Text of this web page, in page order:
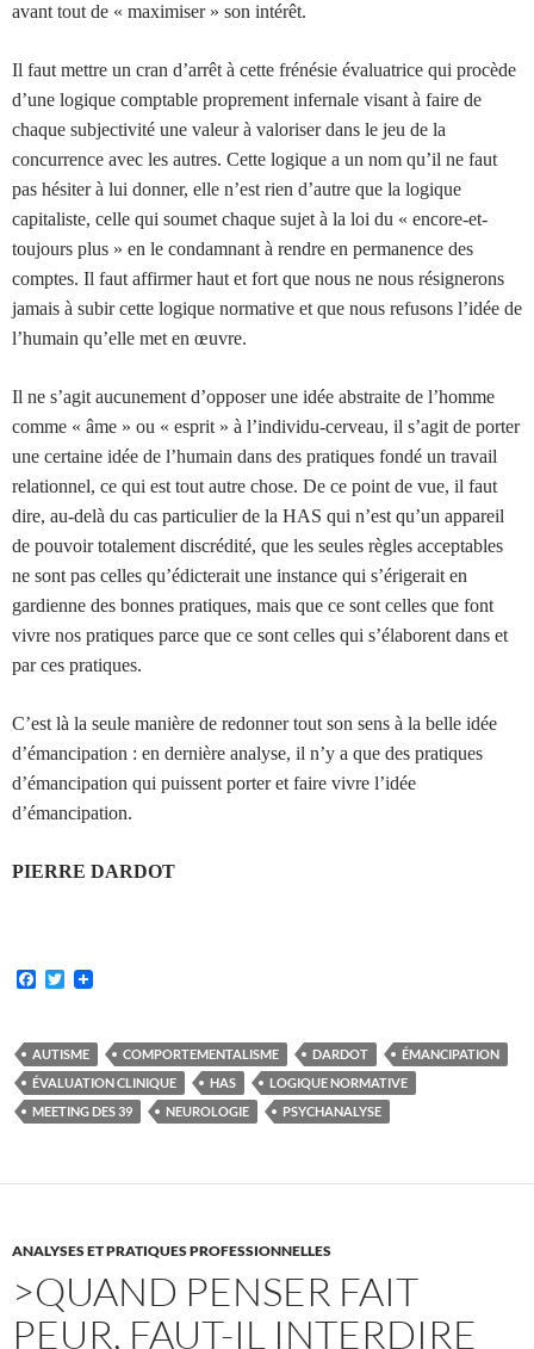
avant tout de « maximiser » son intérêt.
Il faut mettre un cran d’arrêt à cette frénésie évaluatrice qui procède
d’une logique comptable proprement infernale visant à faire de
chaque subjectivité une valeur à valoriser dans le jeu de la
concurrence avec les autres. Cette logique a un nom qu’il ne faut
pas hésiter à lui donner, elle n’est rien d’autre que la logique
capitaliste, celle qui soumet chaque sujet à la loi du « encore-et-
toujours plus » en le condamnant à rendre en permanence des
comptes. Il faut affirmer haut et fort que nous ne nous résignerons
jamais à subir cette logique normative et que nous refusons l’idée de
l’humain qu’elle met en œuvre.
Il ne s’agit aucunement d’opposer une idée abstraite de l’homme
comme « âme » ou « esprit » à l’individu-cerveau, il s’agit de porter
une certaine idée de l’humain dans des pratiques fondé un travail
relationnel, ce qui est tout autre chose. De ce point de vue, il faut
dire, au-delà du cas particulier de la HAS qui n’est qu’un appareil
de pouvoir totalement discrédité, que les seules règles acceptables
ne sont pas celles qu’édicterait une instance qui s’érigerait en
gardienne des bonnes pratiques, mais que ce sont celles que font
vivre nos pratiques parce que ce sont celles qui s’élaborent dans et
par ces pratiques.
C’est là la seule manière de redonner tout son sens à la belle idée
d’émancipation : en dernière analyse, il n’y a que des pratiques
d’émancipation qui puissent porter et faire vivre l’idée
d’émancipation.
PIERRE DARDOT
F
b
o
o
k
T
t
e
r
AUTISME COMPORTEMENTALISME DARDOT
ÉMANCIPATION
ÉVALUATION CLINIQUE
HAS
LOGIQUE NORMATIVE
MEETING DES 39
NEUROLOGIE PSYCHANALYSE
ANALYSES ET PRATIQUES PROFESSIONNELLES
>QUAND PENSER FAIT
PEUR, FAUT-IL INTERDIRE